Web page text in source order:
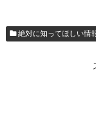
絶対に知ってほしい情